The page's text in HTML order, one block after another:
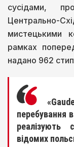
сусідами,
Центрально-
мистецькими
рамках
надано 962
перебування
реалізують
відомих